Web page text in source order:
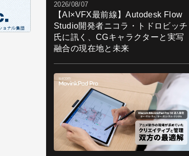
2026/08/07
【AI×VFX最前線】Autodesk Flow
Studio開発者ニコラ・トドロビッチ
氏に訊く、CGキャラクターと実写
融合の現在地と未来